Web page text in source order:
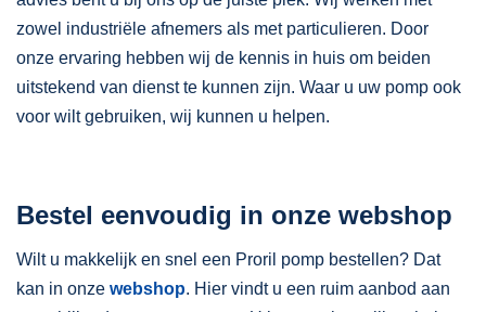
zowel industriële afnemers als met particulieren. Door
onze ervaring hebben wij de kennis in huis om beiden
uitstekend van dienst te kunnen zijn. Waar u uw pomp ook
voor wilt gebruiken, wij kunnen u helpen.
Bestel eenvoudig in onze webshop
Wilt u makkelijk en snel een Proril pomp bestellen? Dat
kan in onze webshop. Hier vindt u een ruim aanbod aan